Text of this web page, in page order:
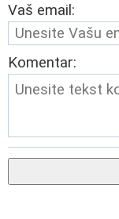
Vaš email:
Komentar: